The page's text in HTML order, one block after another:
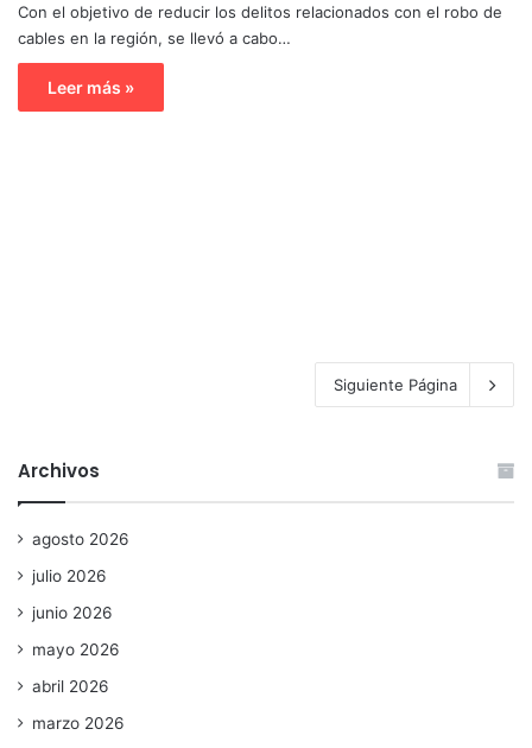
Con el objetivo de reducir los delitos relacionados con el robo de
cables en la región, se llevó a cabo…
Leer más »
Siguiente Página
Archivos
agosto 2026
julio 2026
junio 2026
mayo 2026
abril 2026
marzo 2026